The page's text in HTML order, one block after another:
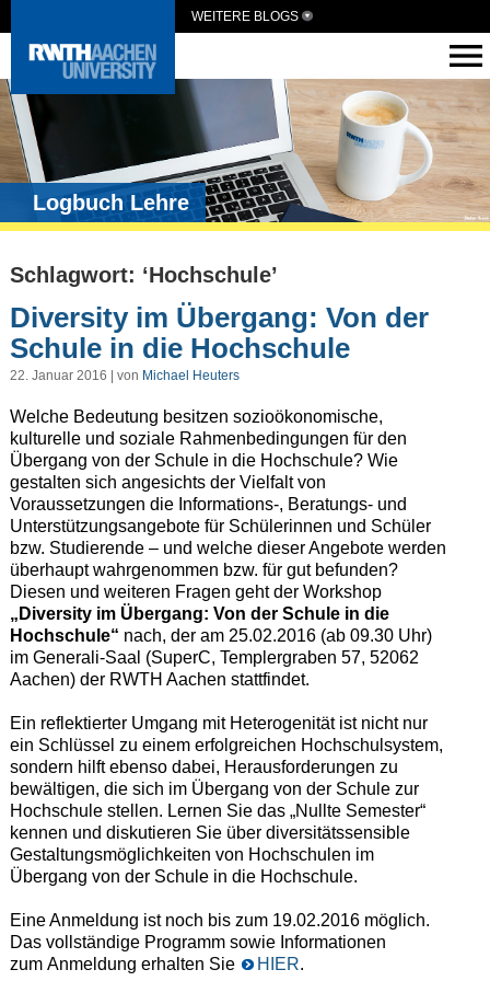
WEITERE BLOGS
Logbuch Lehre
Schlagwort: ‘Hochschule’
Diversity im Übergang: Von der
Schule in die Hochschule
22. Januar 2016 | von Michael Heuters
Welche Bedeutung besitzen sozioökonomische,
kulturelle und soziale Rahmenbedingungen für den
Übergang von der Schule in die Hochschule? Wie
gestalten sich angesichts der Vielfalt von
Voraussetzungen die Informations-, Beratungs- und
Unterstützungsangebote für Schülerinnen und Schüler
bzw. Studierende – und welche dieser Angebote werden
überhaupt wahrgenommen bzw. für gut befunden?
Diesen und weiteren Fragen geht der Workshop
„Diversity im Übergang: Von der Schule in die
Hochschule“ nach, der am 25.02.2016 (ab 09.30 Uhr)
im Generali-Saal (SuperC, Templergraben 57, 52062
Aachen) der RWTH Aachen stattfindet.
Ein reflektierter Umgang mit Heterogenität ist nicht nur
ein Schlüssel zu einem erfolgreichen Hochschulsystem,
sondern hilft ebenso dabei, Herausforderungen zu
bewältigen, die sich im Übergang von der Schule zur
Hochschule stellen. Lernen Sie das „Nullte Semester“
kennen und diskutieren Sie über diversitätssensible
Gestaltungsmöglichkeiten von Hochschulen im
Übergang von der Schule in die Hochschule.
Eine Anmeldung ist noch bis zum 19.02.2016 möglich.
Das vollständige Programm sowie Informationen
zum Anmeldung erhalten Sie
HIER.